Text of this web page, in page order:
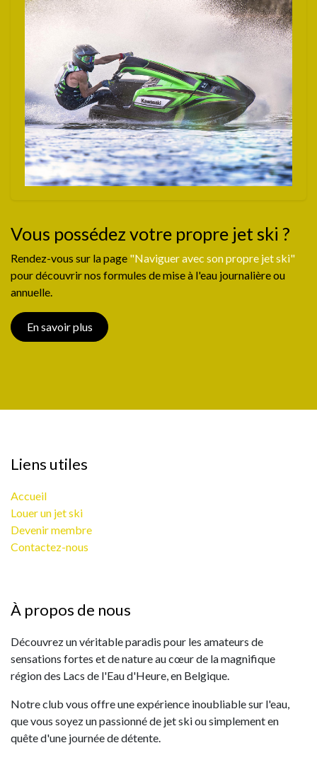
Vous possédez votre propre jet ski ?
Rendez-vous sur la page "Naviguer avec son propre jet ski"
pour découvrir nos formules de mise à l'eau journalière ou
annuelle.
En savoir plus
Liens utiles
Accueil
Louer un jet ski
Devenir membre
Contactez-nous
À propos de nous
Découvrez un véritable paradis pour les amateurs de
sensations fortes et de nature au cœur de la magnifique
région des Lacs de l'Eau d'Heure, en Belgique.
Notre club vous offre une expérience inoubliable sur l'eau,
que vous soyez un passionné de jet ski ou simplement en
quête d'une journée de détente.